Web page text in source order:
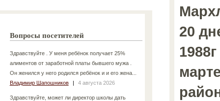
Вопросы посетителей
Здравствуйте . У меня ребёнок получает 25%
алиментов от заработной платы бывшего мужа .
Он женился у него родился ребёнок и и его жена...
Владимир Шапошников
| 4 августа 2026
Здравствуйте, может ли директор школы дать
20